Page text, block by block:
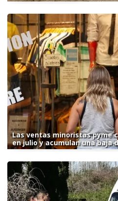
Las ventas minoristas pyme
en julio y acumulan una baja